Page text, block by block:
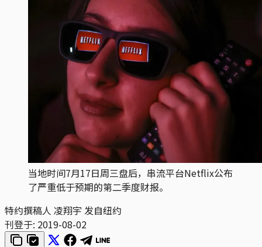
当地时间7月17日周三盘后，串流平台Netflix公布
了严重低于预期的第二季度财报。
特约撰稿人 凌翔宇 发自纽约
刊登于: 2019-08-02